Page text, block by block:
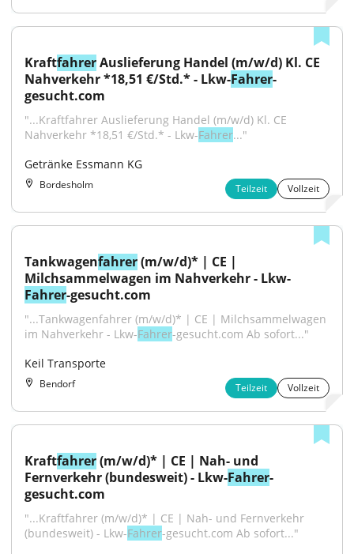
Kraftfahrer Auslieferung Handel (m/w/d) Kl. CE
Nahverkehr *18,51 €/Std.* - Lkw-Fahrer-
gesucht.com
"...Kraftfahrer Auslieferung Handel (m/w/d) Kl. CE
Nahverkehr *18,51 €/Std.* - Lkw-Fahrer..."
Getränke Essmann KG
Bordesholm Teilzeit Vollzeit
Tankwagenfahrer (m/w/d)* | CE |
Milchsammelwagen im Nahverkehr - Lkw-
Fahrer-gesucht.com
"...Tankwagenfahrer (m/w/d)* | CE | Milchsammelwagen
im Nahverkehr - Lkw-Fahrer-gesucht.com Ab sofort..."
Keil Transporte
Bendorf Teilzeit Vollzeit
Kraftfahrer (m/w/d)* | CE | Nah- und
Fernverkehr (bundesweit) - Lkw-Fahrer-
gesucht.com
"...Kraftfahrer (m/w/d)* | CE | Nah- und Fernverkehr
(bundesweit) - Lkw-Fahrer-gesucht.com Ab sofort..."